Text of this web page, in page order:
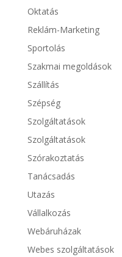
Oktatás
Reklám-Marketing
Sportolás
Szakmai megoldások
Szállítás
Szépség
Szolgáltatások
Szolgáltatások
Szórakoztatás
Tanácsadás
Utazás
Vállalkozás
Webáruházak
Webes szolgáltatások